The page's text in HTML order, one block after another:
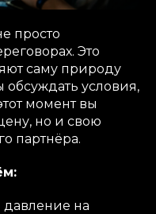
просто
Это
саму природу
обсуждать условия,
момент вы
но и свою
партнёра.
давление на